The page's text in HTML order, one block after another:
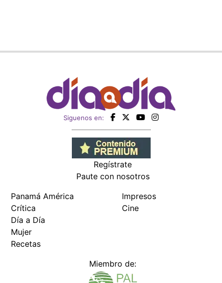
Siguenos en:
Regístrate
Paute con nosotros
Panamá América
Crítica
Día a Día
Mujer
Recetas
Impresos
Cine
Miembro de: